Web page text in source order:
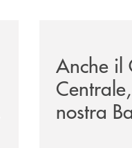
Anche il
nostra